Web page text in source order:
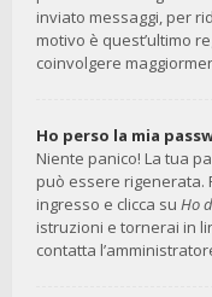
inviato messaggi, per
motivo è quest’ultimo
coinvolgere
Ho perso la mia
Niente panico! La tua
può essere rigenerata.
ingresso e clicca su Ho
istruzioni e tornerai in
contatta